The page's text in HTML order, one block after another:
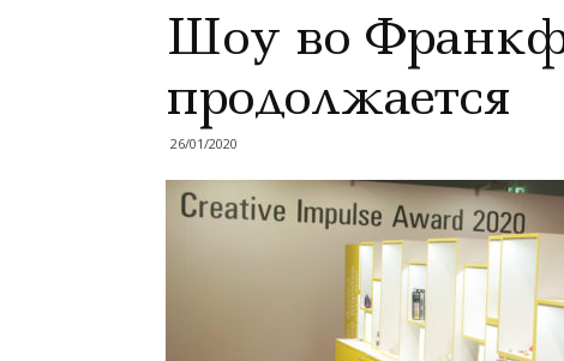
Шоу во
продолжается
26/01/2020